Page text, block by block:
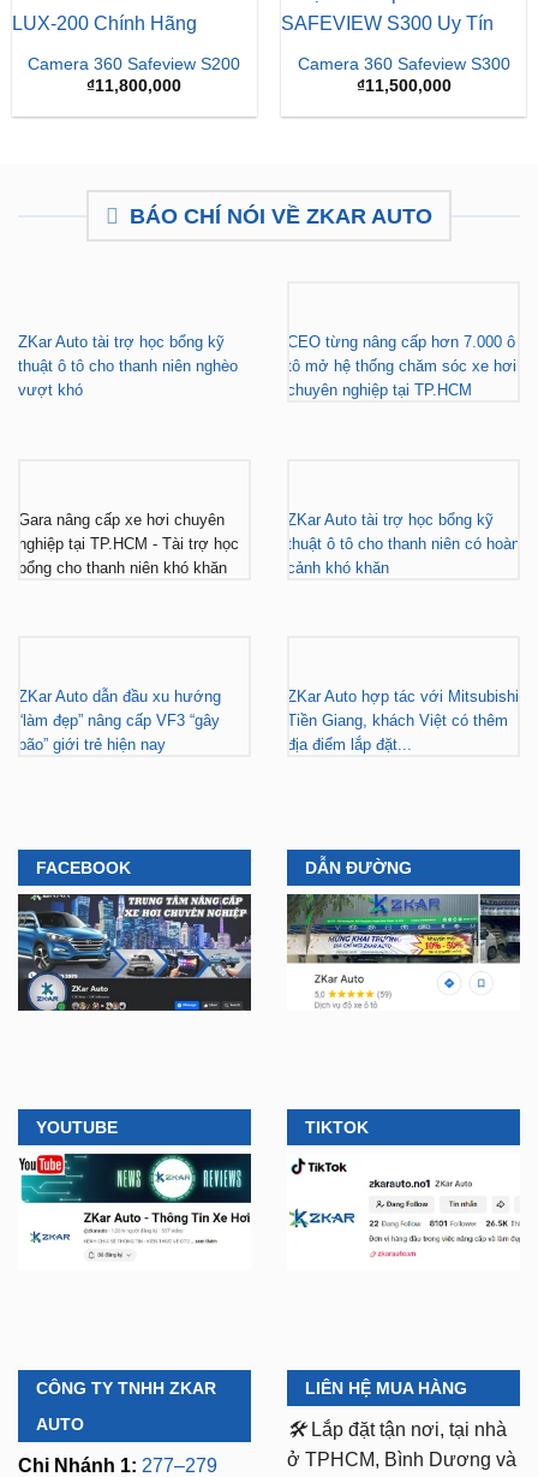
Camera 360 Safeview S200
₫11,800,000
Camera 360 Safeview S300
₫11,500,000
BÁO CHÍ NÓI VỀ ZKAR AUTO
ZKar Auto tài trợ học bổng kỹ
thuật ô tô cho thanh niên nghèo
vượt khó
CEO từng nâng cấp hơn 7.000 ô
tô mở hệ thống chăm sóc xe hơi
chuyên nghiệp tại TP.HCM
Gara nâng cấp xe hơi chuyên
nghiệp tại TP.HCM - Tài trợ học
bổng cho thanh niên khó khăn
ZKar Auto tài trợ học bổng kỹ
thuật ô tô cho thanh niên có hoàn
cảnh khó khăn
ZKar Auto dẫn đầu xu hướng
“làm đẹp” nâng cấp VF3 “gây
bão” giới trẻ hiện nay
ZKar Auto hợp tác với Mitsubishi
Tiền Giang, khách Việt có thêm
địa điểm lắp đặt...
FACEBOOK DẪN ĐƯỜNG
YOUTUBE TIKTOK
CÔNG TY TNHH ZKAR
AUTO
Chi Nhánh 1: 277–279
LIÊN HỆ MUA HÀNG
🛠️ Lắp đặt tận nơi, tại nhà
ở TPHCM, Bình Dương và